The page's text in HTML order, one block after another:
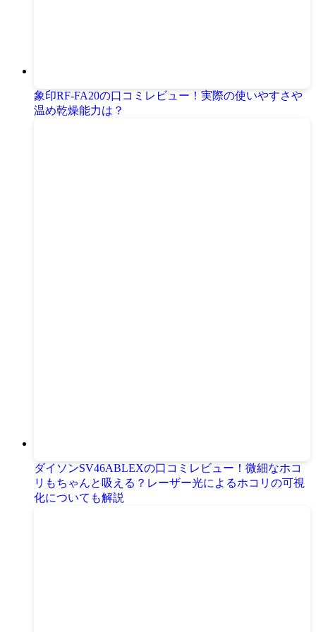
象印RF-FA20の口コミレビュー！実際の使いやすさや
温め乾燥能力は？
ダイソンSV46ABLEXの口コミレビュー！微細なホコ
リもちゃんと吸える？レーザー光によるホコリの可視
化についても解説